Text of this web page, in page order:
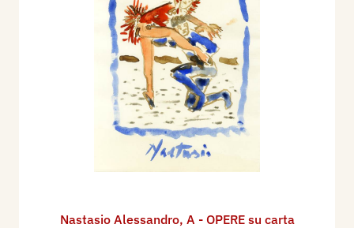
Nastasio Alessandro, A - OPERE su carta